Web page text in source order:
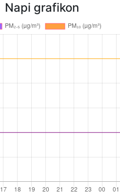
Napi grafikon